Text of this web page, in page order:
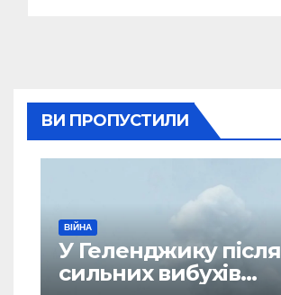
ВИ ПРОПУСТИЛИ
ВІЙНА
У Геленджику після
сильних вибухів